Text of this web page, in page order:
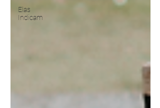
Elas
Indicam